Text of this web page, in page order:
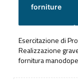
forniture
Esercitazione di
Realizzazione
fornitura